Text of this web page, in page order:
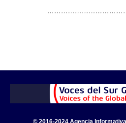
© 2016-2024 Agencia